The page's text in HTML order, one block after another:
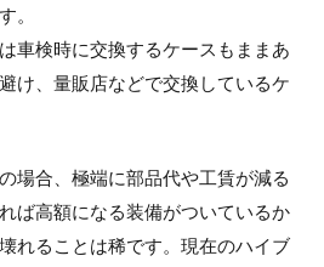
。
車検時に交換するケースもままあ
け、量販店などで交換しているケ
場合、極端に部品代や工賃が減る
ば高額になる装備がついているか
れることは稀です。現在のハイブ